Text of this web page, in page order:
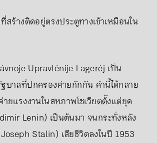
สร้างติดอยู่ตรงประตูทางเข้าเหมือนใน
Upravlénije Lageréj เป็น
บาลที่ปกครองค่ายกักกัน คำนี้ได้กลาย
ายแรงงานในสหภาพโซเวียตต้ังแต่ยุค
Lenin) เป็นต้นมา จนกระทั่งหลัง
Stalin) เสียชีวิตลงในปี 1953